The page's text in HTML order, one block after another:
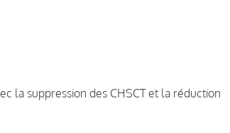
la suppression des CHSCT et la réduction